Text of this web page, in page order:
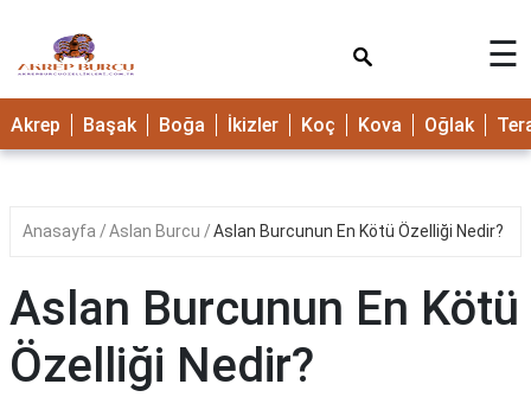
☰
Akrep Başak Boğa İkizler Koç Kova Oğlak
Anasayfa Aslan Burcu Aslan Burcunun En Kötü Özelliği Nedir?
Aslan Burcunun En Kötü
Özelliği Nedir?